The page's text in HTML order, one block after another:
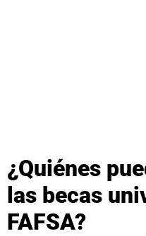
¿Quiénes
las becas
FAFSA?